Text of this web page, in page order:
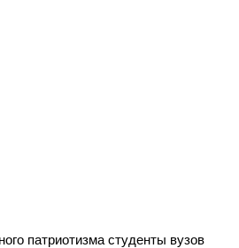
патриотизма студенты вузов